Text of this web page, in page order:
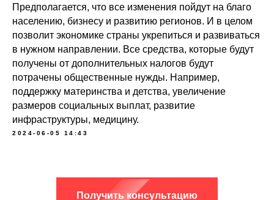
Предполагается, что все изменения пойдут на благо
населению, бизнесу и развитию регионов. И в целом
позволит экономике страны укрепиться и развиваться
в нужном направлении. Все средства, которые будут
получены от дополнительных налогов будут
потрачены общественные нужды. Например,
поддержку материнства и детства, увеличение
размеров социальных выплат, развитие
инфраструктуры, медицину.
2024-06-05 14:43
Получить консультацию